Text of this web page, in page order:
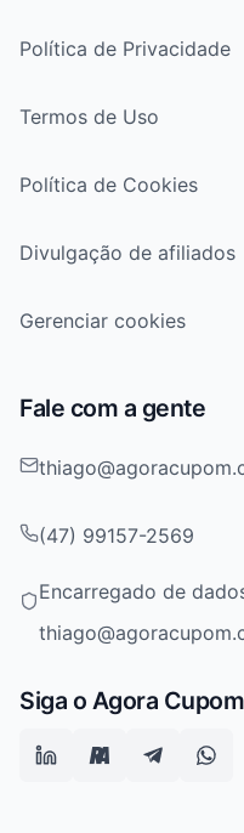
Política de Privacidade
Termos de Uso
Política de Cookies
Divulgação de afiliados
Gerenciar cookies
Fale com a gente
(47) 99157-2569
Encarregado de
Siga o Agora Cupom